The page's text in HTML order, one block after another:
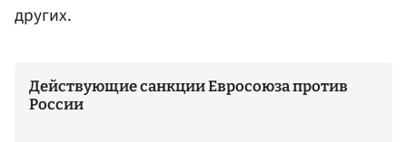
других.
Действующие санкции Евросоюза против
России